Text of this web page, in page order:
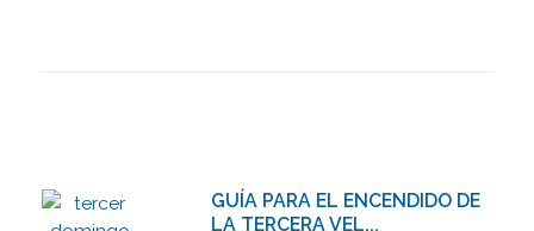
GUÍA PARA EL ENCENDIDO DE
LA TERCERA VEL...